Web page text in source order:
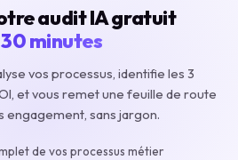
audit IA gratuit
minutes
vos processus, identifie les 3
et vous remet une feuille de route
engagement, sans jargon.
de vos processus métier